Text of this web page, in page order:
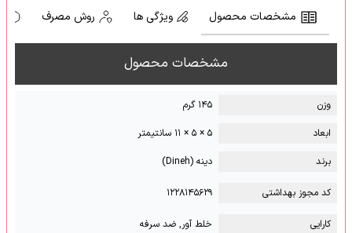
مشخصات محصول ویژگی ها روش مصرف
مشخصات محصول
وزن
۱۴۵ گرم
ابعاد
۵ × ۵ × ۱۱ سانتیمتر
برند
دینه (Dineh)
کد مجوز بهداشتی ۱۲۲۸۱۴۵۶۲۹
کارایی خلط آور, ضد سرفه